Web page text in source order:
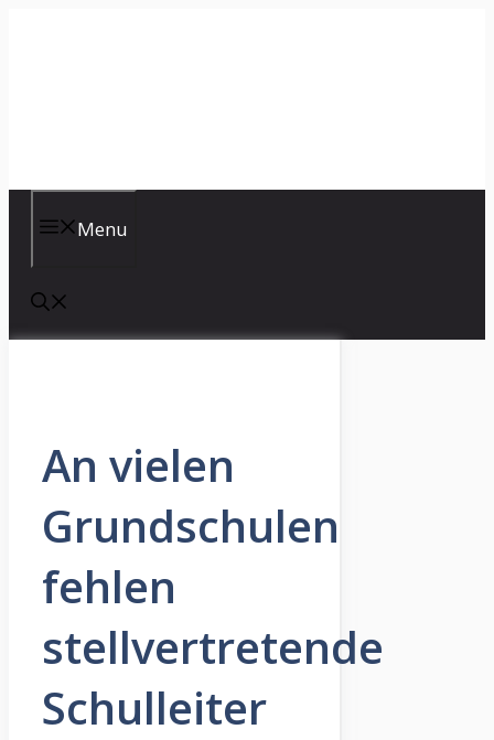
Menu
An vielen
Grundschulen
fehlen
stellvertretende
Schulleiter